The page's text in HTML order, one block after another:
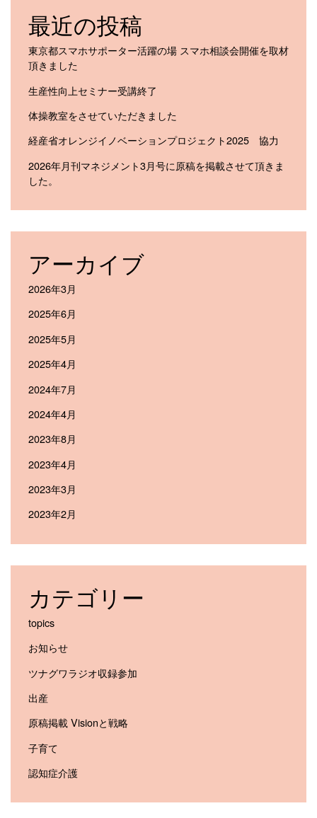
最近の投稿
東京都スマホサポーター活躍の場 スマホ相談会開催を取材
頂きました
生産性向上セミナー受講終了
体操教室をさせていただきました
経産省オレンジイノベーションプロジェクト2025 協力
2026年月刊マネジメント3月号に原稿を掲載させて頂きま
した。
アーカイブ
2026年3月
2025年6月
2025年5月
2025年4月
2024年7月
2024年4月
2023年8月
2023年4月
2023年3月
2023年2月
カテゴリー
topics
お知らせ
ツナグワラジオ収録参加
出産
原稿掲載 Visionと戦略
子育て
認知症介護